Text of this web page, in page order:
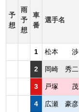
予
想
雨
予
想
車
番
選手名
1 松本 渉
2 岡崎 秀二
3 戸塚 茂
4 広瀬 豪彦